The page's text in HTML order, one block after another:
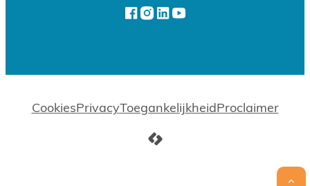
Facebook
Instagram
LinkedIn
YouTube
CookiesPrivacyToegankelijkheidProclaimer
LCP nv 2026 ©